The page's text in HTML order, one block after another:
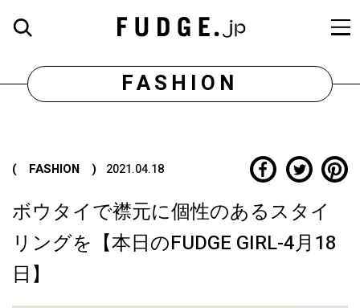
FASHION
( FASHION ) 2021.04.18
ボウタイで襟元に個性のあるスタイ
リングを【本日のFUDGE GIRL-4月18
日】